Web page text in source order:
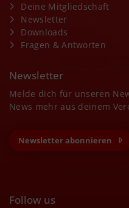
Deine Mitgliedschaft
Newsletter
Downloads
Fragen & Antworten
Newsletter
Melde dich für unseren
News mehr aus deinem
Newsletter abonnieren
Follow us